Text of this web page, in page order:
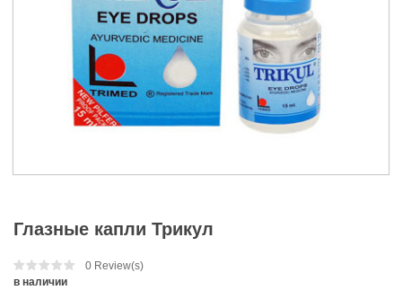
Глазные капли Трикул
0 Review(s)
в наличии